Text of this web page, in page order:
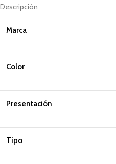
Descripción
Marca
Color
Presentación
Tipo